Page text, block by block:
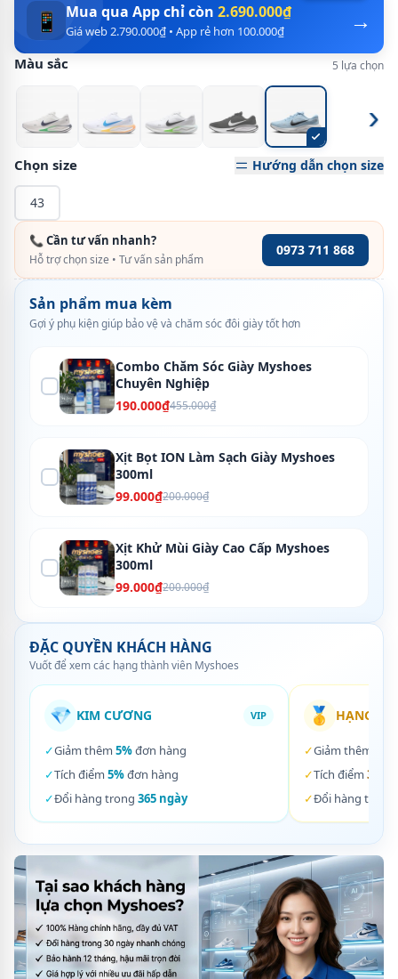
→
📱 Mua qua App chỉ còn 2.690.000₫
Giá web 2.790.000₫ • App rẻ hơn 100.000₫
Màu sắc 5 lựa chọn
›
Chọn size Hướng dẫn chọn size
43
📞 Cần tư vấn nhanh?
Hỗ trợ chọn size • Tư vấn sản phẩm
0973 711 868
Sản phẩm mua kèm
Gợi ý phụ kiện giúp bảo vệ và chăm sóc đôi giày tốt hơn
Combo Chăm Sóc Giày Myshoes
Chuyên Nghiệp
190.000₫455.000₫
Xịt Bọt ION Làm Sạch Giày Myshoes
300ml
99.000₫200.000₫
Xịt Khử Mùi Giày Cao Cấp Myshoes
300ml
99.000₫200.000₫
ĐẶC QUYỀN KHÁCH HÀNG
Vuốt để xem các hạng thành viên Myshoes
💎 KIM CƯƠNG VIP
✓Giảm thêm 5%đơn hàng
✓Tích điểm 5%đơn hàng
✓Đổi hàng trong 365 ngày
🥇 HẠNG
✓Giảm thêm
✓Tích điểm 3%
✓Đổi hàng trong